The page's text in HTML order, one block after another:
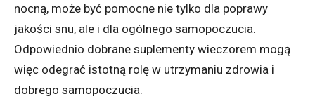
nocną, może być pomocne nie tylko dla poprawy
jakości snu, ale i dla ogólnego samopoczucia.
Odpowiednio dobrane suplementy wieczorem mogą
więc odegrać istotną rolę w utrzymaniu zdrowia i
dobrego samopoczucia.